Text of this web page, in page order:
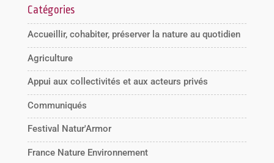
Catégories
Accueillir, cohabiter, préserver la nature au quotidien
Agriculture
Appui aux collectivités et aux acteurs privés
Communiqués
Festival Natur'Armor
France Nature Environnement